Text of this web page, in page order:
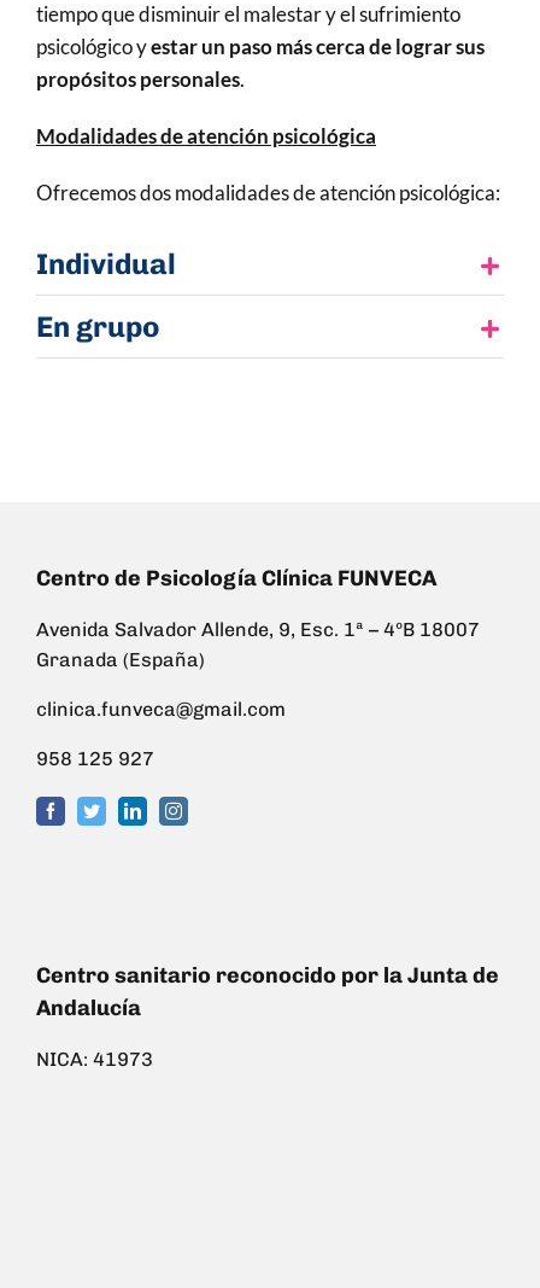
tiempo que disminuir el malestar y el sufrimiento
psicológico yestar un paso más cerca de lograr sus
propósitos personales.
Modalidades de atención psicológica
Ofrecemos dos modalidades de atención psicológica:
Individual
En grupo
Centro de Psicología Clínica FUNVECA
Avenida Salvador Allende, 9, Esc. 1ª – 4ºB 18007
Granada (España)
clinica.funveca@gmail.com
958 125 927
Centro sanitario reconocido por la Junta de
Andalucía
NICA: 41973